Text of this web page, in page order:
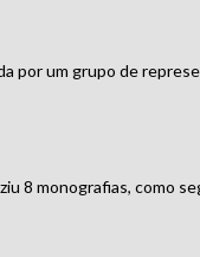
por um grupo de
8 monografias, como